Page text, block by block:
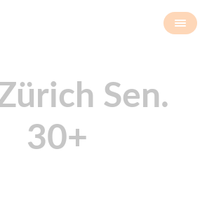
Sen.
30+